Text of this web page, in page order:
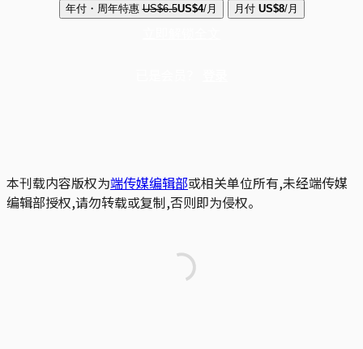
年付・周年特惠 US$6.5US$4/月 月付 US$8/月
本刊载内容版权为端传媒编辑部或相关单位所有,未经端传媒
编辑部授权,请勿转载或复制,否则即为侵权。